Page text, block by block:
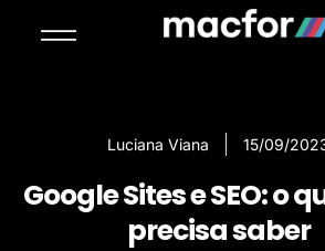
Luciana Viana 15/09/
Google Sites e SEO: o
precisa saber